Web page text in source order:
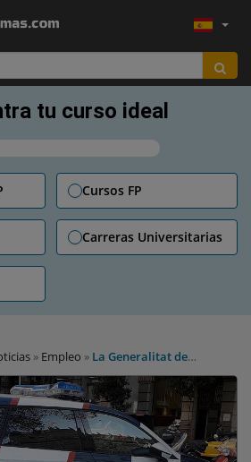
tu curso ideal
Cursos FP
Carreras Universitarias
» Empleo » La Generalitat de
de Mossos d´Esquadra: cómo